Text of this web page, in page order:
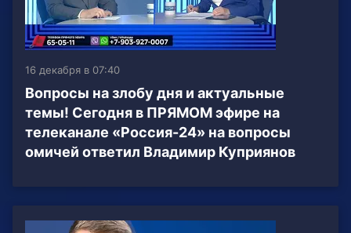
16 декабря в 07:40
Вопросы на злобу дня и актуальные
темы! Сегодня в ПРЯМОМ эфире на
телеканале «Россия-24» на вопросы
омичей ответил Владимир Куприянов